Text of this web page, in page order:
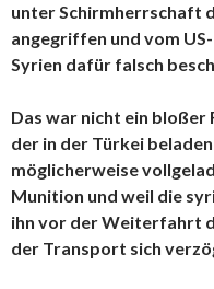
unter Schirmherrschaft
angegriffen und vom
Syrien dafür falsch
Das war nicht ein bloßer
der in der Türkei
möglicherweise
Munition und weil die
ihn vor der Weiterfahrt
der Transport sich